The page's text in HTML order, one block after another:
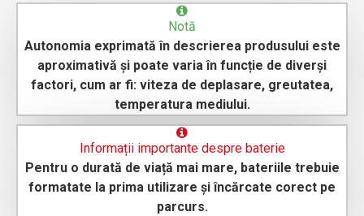
Notă
Autonomia exprimată în descrierea produsului este
aproximativă și poate varia în funcție de diverși
factori, cum ar fi: viteza de deplasare, greutatea,
temperatura mediului.
Informații importante despre baterie
Pentru o durată de viață mai mare, bateriile trebuie
formatate la prima utilizare și încărcate corect pe
parcurs.